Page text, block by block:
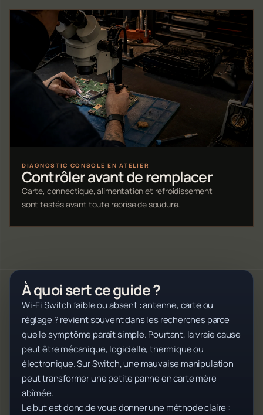
DIAGNOSTIC CONSOLE EN ATELIER
Contrôler avant de remplacer
Carte, connectique, alimentation et refroidissement
sont testés avant toute reprise de soudure.
À quoi sert ce guide ?
Wi-Fi Switch faible ou absent : antenne, carte ou
réglage ? revient souvent dans les recherches parce
que le symptôme paraît simple. Pourtant, la vraie cause
peut être mécanique, logicielle, thermique ou
électronique. Sur Switch, une mauvaise manipulation
peut transformer une petite panne en carte mère
abîmée.
Le but est donc de vous donner une méthode claire :